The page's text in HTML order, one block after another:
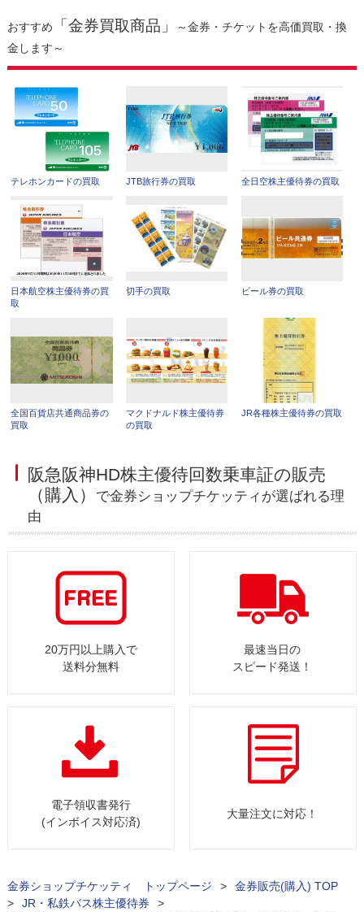
おすすめ 「金券買取商品」
～金券・チケットを高価買取・換
金します～
テレホンカードの買取 JTB旅行券の買取 全日空株主優待券の買取
日本航空株主優待券の買
取
切手の買取 ビール券の買取
全国百貨店共通商品券の
買取
マクドナルド株主優待券
の買取
JR各種株主優待券の買取
阪急阪神HD株主優待回数乗車証の販売
（購入）
で金券ショップチケッティが選ばれる理
由
20万円以上購入で
送料分無料
最速当日の
スピード発送！
電子領収書発行
(インボイス対応済)
大量注文に対応！
金券ショップチケッティ トップページ >
金券販売(購入) TOP
>
JR・私鉄バス株主優待券
>